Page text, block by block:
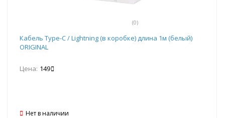
(0)
Кабель Type-C / Lightning (в коробке) длина 1м (белый)
ORIGINAL
Цена: 149
Нет в наличии